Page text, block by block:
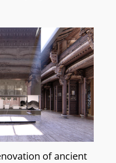
of ancient